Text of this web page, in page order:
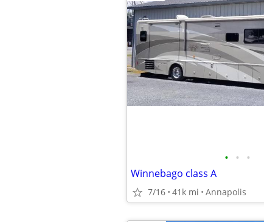
• • •
Winnebago class A
7/16 41k mi Annapolis